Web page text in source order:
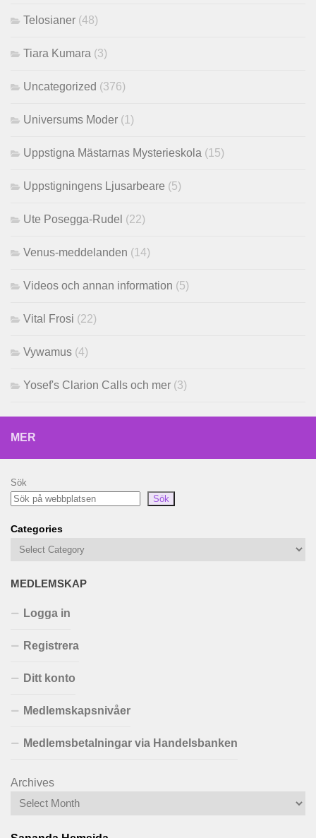
Telosianer (48)
Tiara Kumara (3)
Uncategorized (376)
Universums Moder (1)
Uppstigna Mästarnas Mysterieskola (15)
Uppstigningens Ljusarbeare (5)
Ute Posegga-Rudel (22)
Venus-meddelanden (14)
Videos och annan information (5)
Vital Frosi (22)
Vywamus (4)
Yosef's Clarion Calls och mer (3)
MER
Sök
Sök
Categories
MEDLEMSKAP
Logga in
Registrera
Ditt konto
Medlemskapsnivåer
Medlemsbetalningar via Handelsbanken
Archives